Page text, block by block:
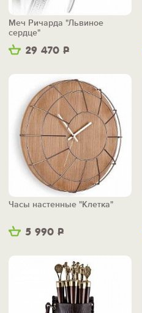
29 470 Р
Меч Ричарда "Львиное
сердце"
5 990 Р
Часы настенные "Клетка"